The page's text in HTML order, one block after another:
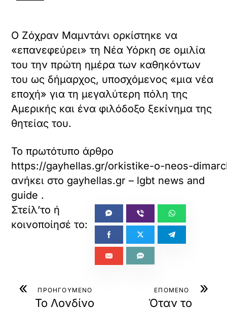
Ο Ζόχραν Μαμντάνι ορκίστηκε να
«επανεφεύρει» τη Νέα Υόρκη σε ομιλία
του την πρώτη ημέρα των καθηκόντων
του ως δήμαρχος, υποσχόμενος «μια νέα
εποχή» για τη μεγαλύτερη πόλη της
Αμερικής και ένα φιλόδοξο ξεκίνημα της
θητείας του.
Το πρωτότυπο άρθρο
https://gayhellas.gr/orkistike-o-neos-
ανήκει στο gayhellas.gr – lgbt news and
guide .
« ΠΡΟΗΓΟΥΜΕΝΟ
Το Λονδίνο
»
ΕΠΟΜΕΝΟ
Όταν το